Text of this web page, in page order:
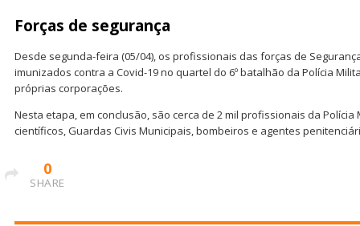
Forças de segurança
Desde segunda-feira (05/04), os profissionais das forças de
imunizados contra a Covid-19 no quartel do 6º batalhão da Polícia
próprias corporações.
Nesta etapa, em conclusão, são cerca de 2 mil profissionais da Polícia
científicos, Guardas Civis Municipais, bombeiros e agentes
0
SHARE